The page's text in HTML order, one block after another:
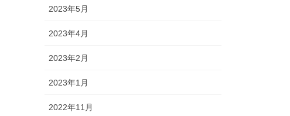
2023年5月
2023年4月
2023年2月
2023年1月
2022年11月